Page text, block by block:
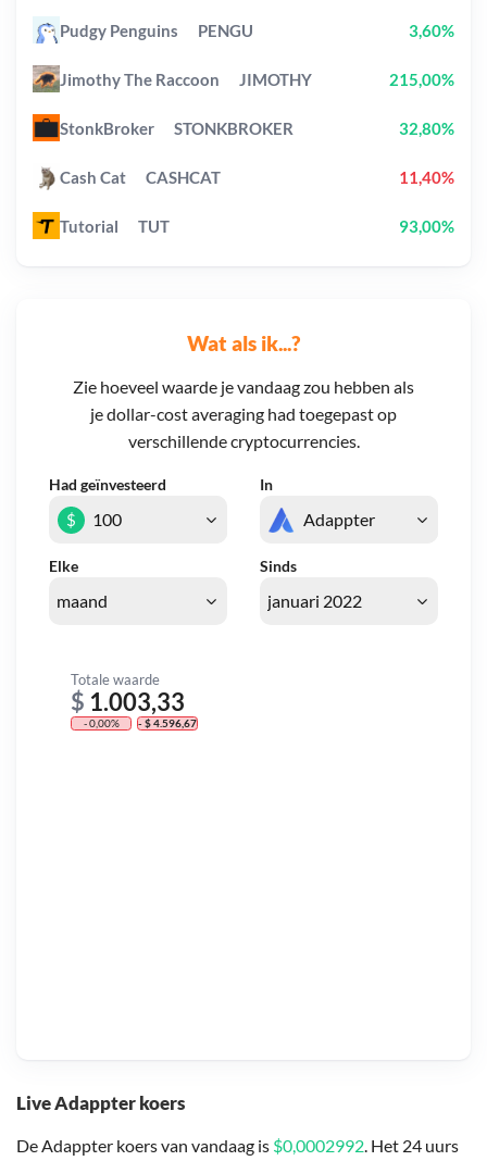
Live Adappter koers
De Adappter koers van vandaag is $0,0002992. Het 24 uurs
Wat als ik...?
Zie hoeveel waarde je vandaag zou hebben als
je dollar-cost averaging had toegepast op
verschillende cryptocurrencies.
Had geïnvesteerd In
Elke Sinds
$
Totale waarde
$ 1.003,33
- 0,00% - $ 4.596,67
Pudgy Penguins PENGU 3,60%
Jimothy The Raccoon JIMOTHY 215,00%
StonkBroker STONKBROKER 32,80%
Cash Cat CASHCAT 11,40%
Tutorial TUT 93,00%